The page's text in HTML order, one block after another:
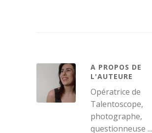
A PROPOS DE
L'AUTEURE
Opératrice de
Talentoscope,
photographe,
questionneuse ...